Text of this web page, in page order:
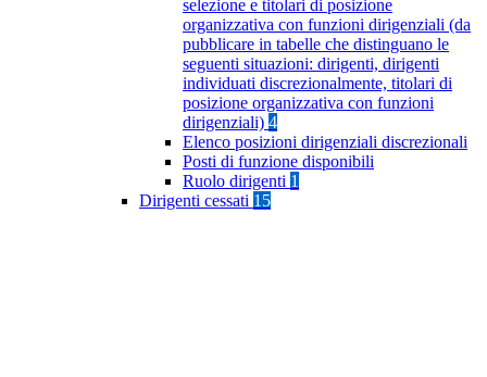
selezione e titolari di posizione
organizzativa con funzioni dirigenziali (da
pubblicare in tabelle che distinguano le
seguenti situazioni: dirigenti, dirigenti
individuati discrezionalmente, titolari di
posizione organizzativa con funzioni
dirigenziali) 4
Elenco posizioni dirigenziali discrezionali
Posti di funzione disponibili
Ruolo dirigenti 1
Dirigenti cessati 15